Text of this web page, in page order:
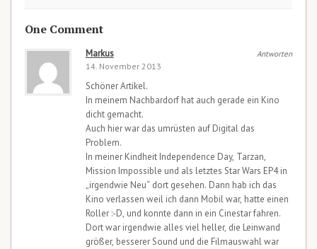
One Comment
Antworten
Markus
14. November 2013
Schöner Artikel.
In meinem Nachbardorf hat auch gerade ein Kino
dicht gemacht.
Auch hier war das umrüsten auf Digital das
Problem.
In meiner Kindheit Independence Day, Tarzan,
Mission Impossible und als letztes Star Wars EP4 in
„irgendwie Neu“ dort gesehen. Dann hab ich das
Kino verlassen weil ich dann Mobil war, hatte einen
Roller :-D, und konnte dann in ein Cinestar fahren.
Dort war irgendwie alles viel heller, die Leinwand
größer, besserer Sound und die Filmauswahl war